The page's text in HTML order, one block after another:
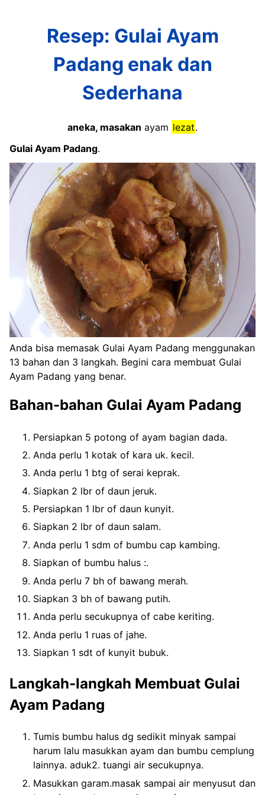
Resep: Gulai Ayam
Padang enak dan
Sederhana
aneka, masakan ayam lezat.
Gulai Ayam Padang.
Anda bisa memasak Gulai Ayam Padang menggunakan
13 bahan dan 3 langkah. Begini cara membuat Gulai
Ayam Padang yang benar.
Bahan-bahan Gulai Ayam Padang
Persiapkan 5 potong of ayam bagian dada.
Anda perlu 1 kotak of kara uk. kecil.
Anda perlu 1 btg of serai keprak.
Siapkan 2 lbr of daun jeruk.
Persiapkan 1 lbr of daun kunyit.
Siapkan 2 lbr of daun salam.
Anda perlu 1 sdm of bumbu cap kambing.
Siapkan of bumbu halus :.
Anda perlu 7 bh of bawang merah.
Siapkan 3 bh of bawang putih.
Anda perlu secukupnya of cabe keriting.
Anda perlu 1 ruas of jahe.
Siapkan 1 sdt of kunyit bubuk.
Langkah-langkah Membuat Gulai
Ayam Padang
Tumis bumbu halus dg sedikit minyak sampai
harum lalu masukkan ayam dan bumbu cemplung
lainnya. aduk2. tuangi air secukupnya.
Masukkan garam.masak sampai air menyusut dan